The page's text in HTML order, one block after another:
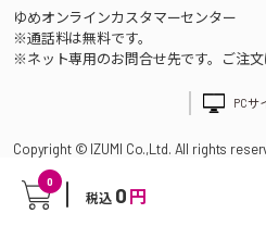
0
税込 0 円
ゆめオンラインカスタマーセンター
※通話料は無料です。
※ネット専用のお問合せ先です。ご注文
PCサ
Copyright © IZUMI Co.,Ltd. All rights